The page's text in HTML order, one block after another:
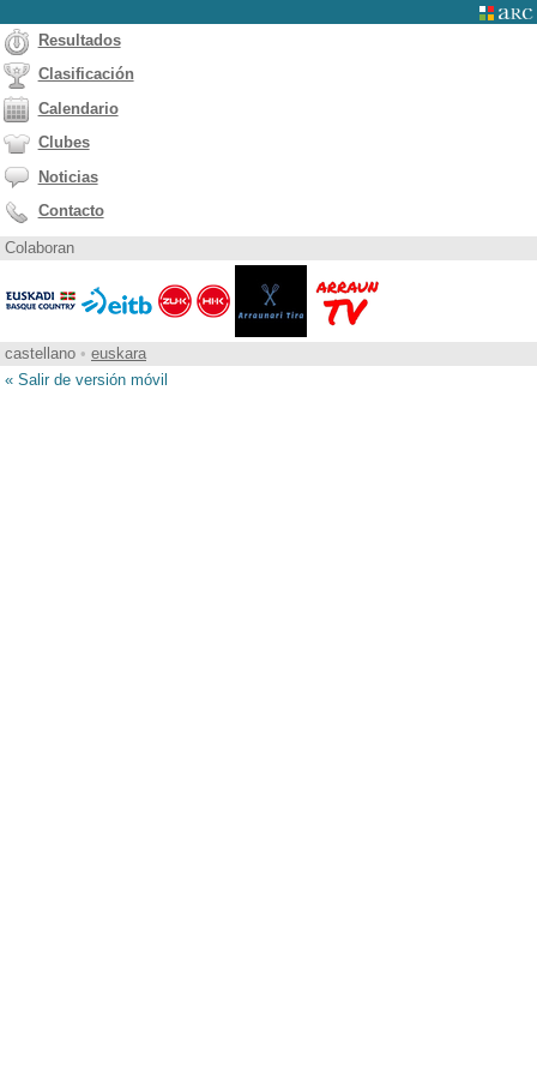
Resultados
Clasificación
Calendario
Clubes
Noticias
Contacto
Colaboran
castellano • euskara
« Salir de versión móvil